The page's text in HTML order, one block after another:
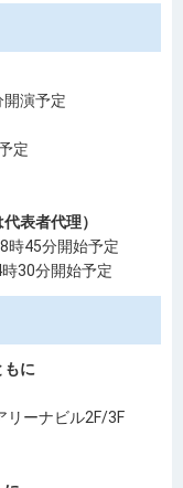
演予定
定
表者代理）
時45分開始予定
時30分開始予定
もに
リーナビル2F/3F